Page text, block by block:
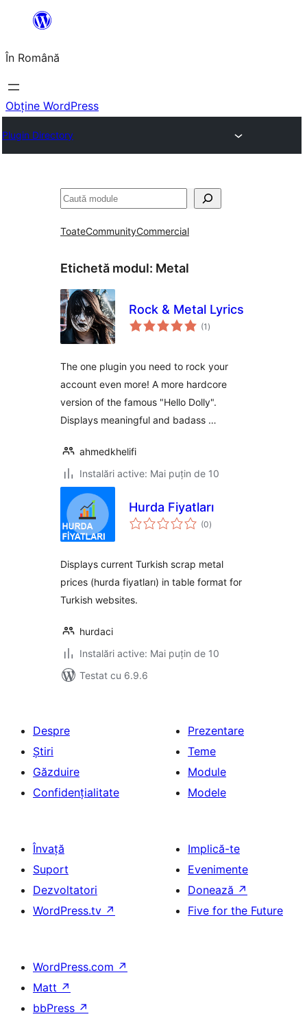
conținut
În Română
Obține WordPress
Plugin Directory
Caută
ToateCommunityCommercial
Etichetă modul: Metal
Rock & Metal Lyrics
(1 total
aprecieri
)
The one plugin you need to rock your
account even more! A more hardcore
version of the famous "Hello Dolly".
Displays meaningful and badass …
ahmedkhelifi
Instalări active: Mai puțin de 10
Hurda Fiyatları
(0total
aprecieri
)
Displays current Turkish scrap metal
prices (hurda fiyatları) in table format for
Turkish websites.
hurdaci
Instalări active: Mai puțin de 10
Testat cu 6.9.6
Despre
Știri
Găzduire
Confidențialitate
Prezentare
Teme
Module
Modele
Învață
Suport
Dezvoltatori
WordPress.tv ↗
Implică-te
Evenimente
Donează ↗
Five for the Future
WordPress.com ↗
Matt ↗
bbPress ↗